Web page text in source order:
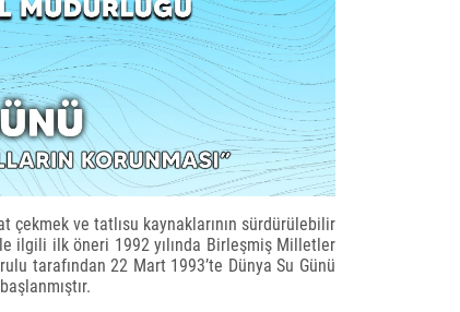
çekmek ve tatlısu kaynaklarının sürdürülebilir
ilgili ilk öneri 1992 yılında Birleşmiş Milletler
tarafından 22 Mart 1993’te Dünya Su Günü